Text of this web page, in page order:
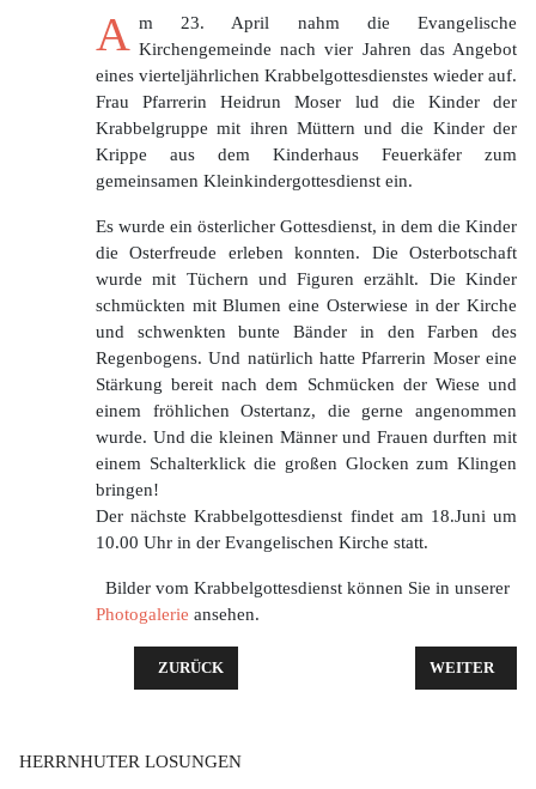
A m 23. April nahm die Evangelische
Kirchengemeinde nach vier Jahren das Angebot
eines vierteljährlichen Krabbelgottesdienstes wieder auf.
Frau Pfarrerin Heidrun Moser lud die Kinder der
Krabbelgruppe mit ihren Müttern und die Kinder der
Krippe aus dem Kinderhaus Feuerkäfer zum
gemeinsamen Kleinkindergottesdienst ein.
Es wurde ein österlicher Gottesdienst, in dem die Kinder
die Osterfreude erleben konnten. Die Osterbotschaft
wurde mit Tüchern und Figuren erzählt. Die Kinder
schmückten mit Blumen eine Osterwiese in der Kirche
und schwenkten bunte Bänder in den Farben des
Regenbogens. Und natürlich hatte Pfarrerin Moser eine
Stärkung bereit nach dem Schmücken der Wiese und
einem fröhlichen Ostertanz, die gerne angenommen
wurde. Und die kleinen Männer und Frauen durften mit
einem Schalterklick die großen Glocken zum Klingen
bringen!
Der nächste Krabbelgottesdienst findet am 18.Juni um
10.00 Uhr in der Evangelischen Kirche statt.
Bilder vom Krabbelgottesdienst können Sie in unserer
Photogalerie ansehen.
VORHERIGER BEITRAG: KINDERGOTTESDIENST
ZURÜCK NÄCHSTER
WEITER
HERRNHUTER LOSUNGEN